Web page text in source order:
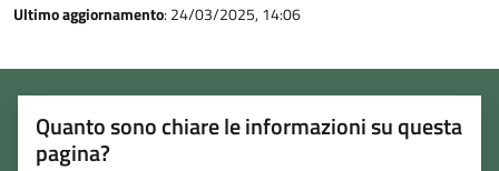
Ultimo aggiornamento: 24/03/2025, 14:06
Quanto sono chiare le informazioni su questa
pagina?